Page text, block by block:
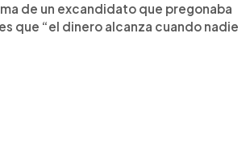
de un excandidato que pregonaba
que “el dinero alcanza cuando nadie